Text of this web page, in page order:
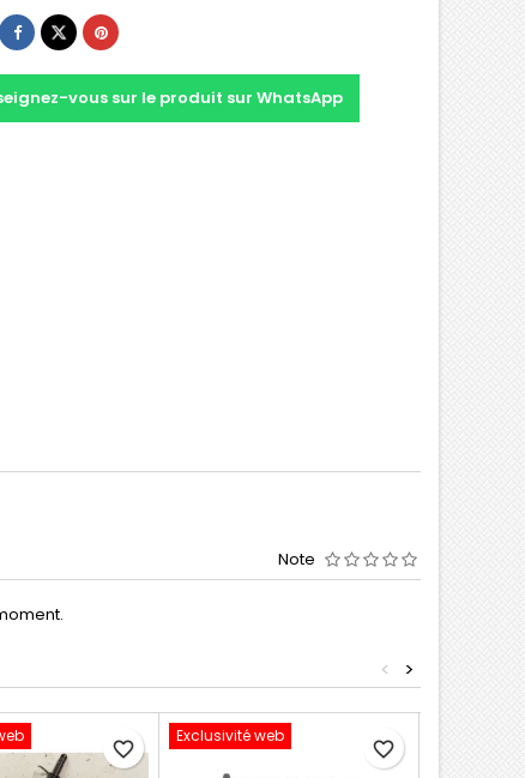
vous sur le produit sur WhatsApp
Note
>
<
favorite_border
Exclusivité web
favorite_border